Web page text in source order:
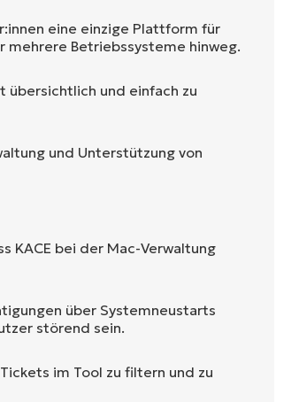
eine einzige Plattform für
mehrere Betriebssysteme hinweg.
übersichtlich und einfach zu
und Unterstützung von
KACE bei der Mac-Verwaltung
über Systemneustarts
störend sein.
im Tool zu filtern und zu